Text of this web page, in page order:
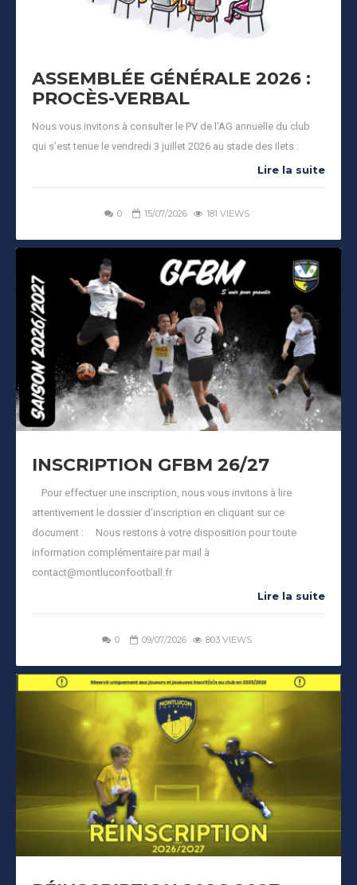
ASSEMBLÉE GÉNÉRALE 2026 :
PROCÈS-VERBAL
Nous vous invitons à consulter le PV de l’AG annuelle du club
qui s’est tenue le vendredi 3 juillet 2026 au stade des Ilets :
Lire la suite
0 15/07/2026 181 VIEWS
INSCRIPTION GFBM 26/27
Pour effectuer une inscription, nous vous invitons à lire
attentivement le dossier d’inscription en cliquant sur ce
document : Nous restons à votre disposition pour toute
information complémentaire par mail à
contact@montluconfootball.fr
Lire la suite
0 09/07/2026 803 VIEWS